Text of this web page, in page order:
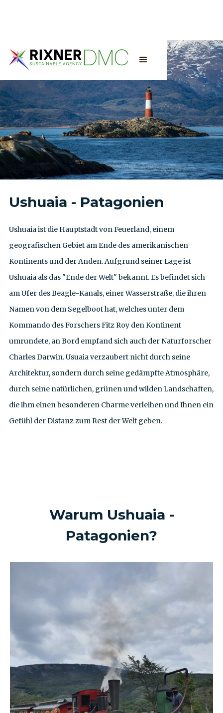
Ushuaia - Patagonien
Ushuaia ist die Hauptstadt von Feuerland, einem
geografischen Gebiet am Ende des amerikanischen
Kontinents und der Anden. Aufgrund seiner Lage ist
Ushuaia als das "Ende der Welt" bekannt. Es befindet sich
am Ufer des Beagle-Kanals, einer Wasserstraße, die ihren
Namen von dem Segelboot hat, welches unter dem
Kommando des Forschers Fitz Roy den Kontinent
umrundete, an Bord empfand sich auch der Naturforscher
Charles Darwin. Usuaia verzaubert nicht durch seine
Architektur, sondern durch seine gedämpfte Atmosphäre,
durch seine natürlichen, grünen und wilden Landschaften,
die ihm einen besonderen Charme verleihen und Ihnen ein
Gefühl der Distanz zum Rest der Welt geben.
Warum Ushuaia -
Patagonien?